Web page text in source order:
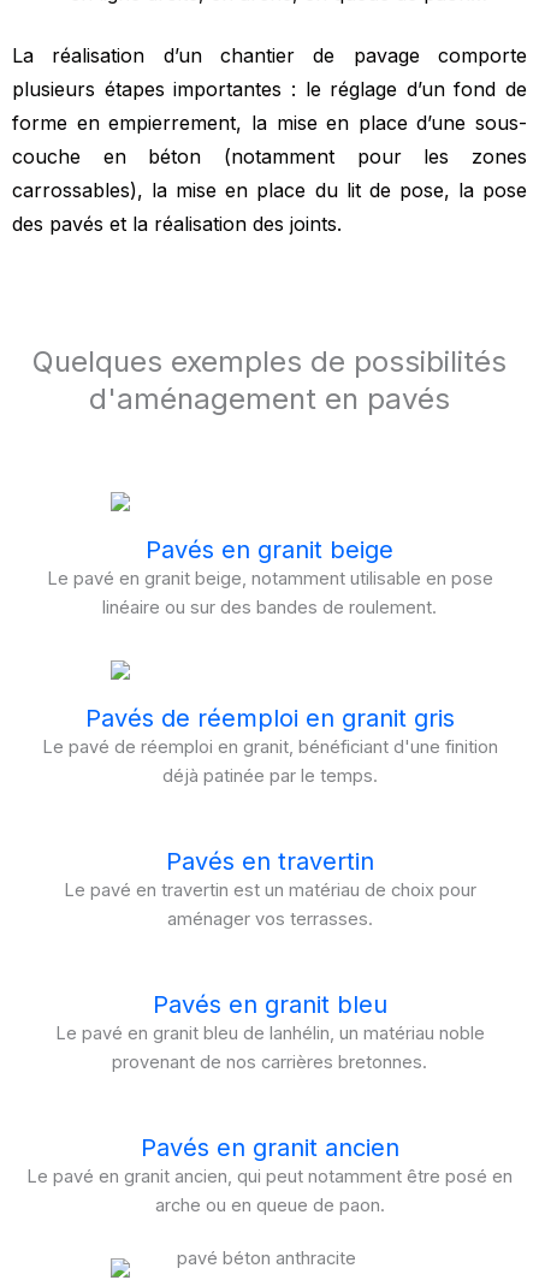
La réalisation d’un chantier de pavage comporte
plusieurs étapes importantes : le réglage d’un fond de
forme en empierrement, la mise en place d’une sous-
couche en béton (notamment pour les zones
carrossables), la mise en place du lit de pose, la pose
des pavés et la réalisation des joints.
Quelques exemples de possibilités
d'aménagement en pavés
Pavés en granit beige
Le pavé en granit beige, notamment utilisable en pose
linéaire ou sur des bandes de roulement.
Pavés de réemploi en granit gris
Le pavé de réemploi en granit, bénéficiant d'une finition
déjà patinée par le temps.
Pavés en travertin
Le pavé en travertin est un matériau de choix pour
aménager vos terrasses.
Pavés en granit bleu
Le pavé en granit bleu de lanhélin, un matériau noble
provenant de nos carrières bretonnes.
Pavés en granit ancien
Le pavé en granit ancien, qui peut notamment être posé en
arche ou en queue de paon.